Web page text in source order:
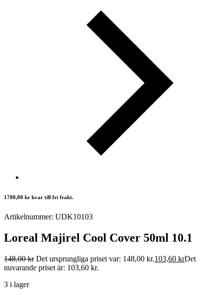
1700,00 kr kvar till fri frakt.
Artikelnummer: UDK10103
Loreal Majirel Cool Cover 50ml 10.1
148,00kr Det ursprungliga priset var: 148,00 kr.103,60 krDet
nuvarande priset är: 103,60 kr.
3 i lager